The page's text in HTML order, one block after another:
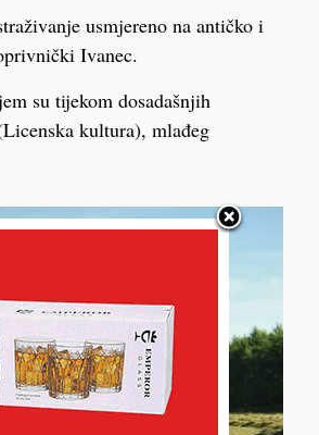
usmjereno na antičko i
Ivanec.
su tijekom dosadašnjih
kultura), mlađeg